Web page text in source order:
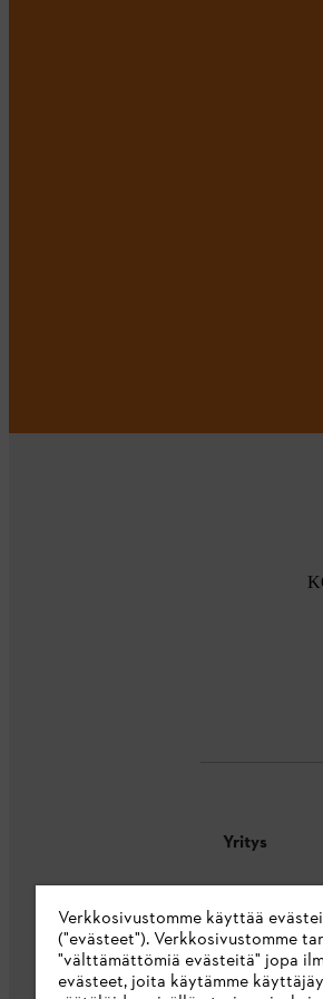
Yritys
STIHL
STIHL-
Verkkosivustomme käyttää
("evästeet"). Verkkosivustomme
"välttämättömiä evästeitä" jopa
evästeet, joita käytämme